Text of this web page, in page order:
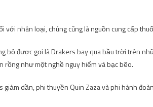
với nhân loại, chúng cũng là nguồn cung cấp
bỏ được gọi là Drakers bay qua bầu trời trên
rồng như một nghề nguy hiểm và bạc bẽo.
dần, phi thuyền Quin Zaza và phi hành